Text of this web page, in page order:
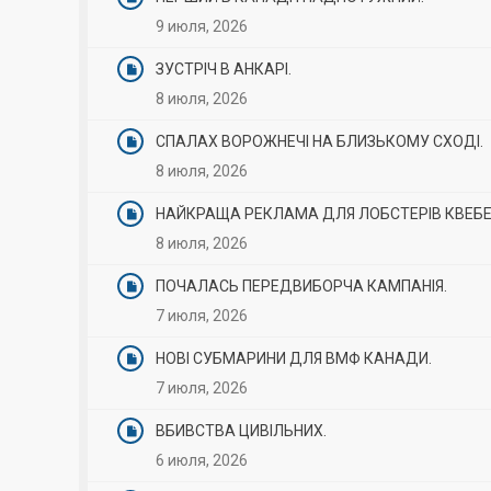
9 июля, 2026
ЗУСТРІЧ В АНКАРІ.
8 июля, 2026
СПАЛАХ ВОРОЖНЕЧІ НА БЛИЗЬКОМУ СХОДІ.
8 июля, 2026
НАЙКРАЩА РЕКЛАМА ДЛЯ ЛОБСТЕРІВ
8 июля, 2026
ПОЧАЛАСЬ ПЕРЕДВИБОРЧА КАМПАНІЯ.
7 июля, 2026
НОВІ СУБМАРИНИ ДЛЯ ВМФ КАНАДИ.
7 июля, 2026
ВБИВСТВА ЦИВІЛЬНИХ.
6 июля, 2026